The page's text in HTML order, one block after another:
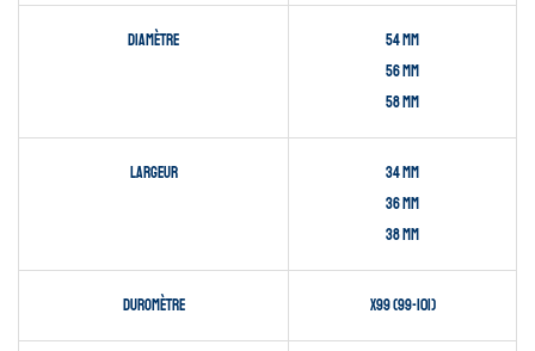
Diamètre
54 mm
56 mm
58 mm
Largeur
34 mm
36 mm
38 mm
Duromètre x99 (99-101)